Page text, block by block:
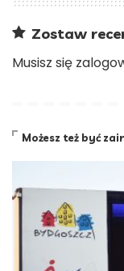
Zostaw
Musisz się
Możesz też być